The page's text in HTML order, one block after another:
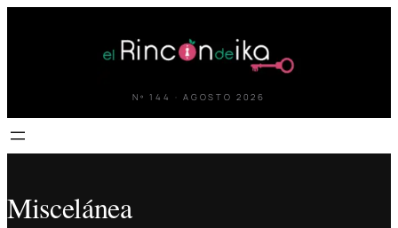
Nº 144 · AGOSTO 2026
Miscelánea